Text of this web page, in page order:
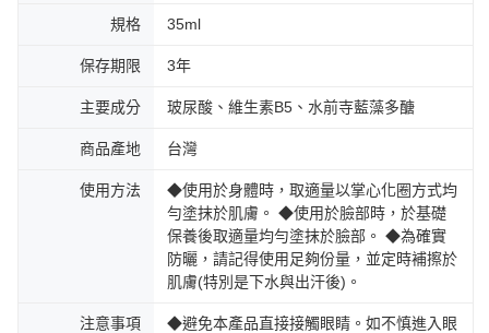
規格 35ml
保存期限 3年
主要成分 玻尿酸、維生素B5、水前寺藍藻多醣
商品產地 台灣
使用方法
◆使用於身體時，取適量以掌心化圈方式均
勻塗抹於肌膚。 ◆使用於臉部時，於基礎
保養後取適量均勻塗抹於臉部。 ◆為確實
防曬，請記得使用足夠份量，並定時補擦於
肌膚(特別是下水與出汗後)。
注意事項
◆避免本產品直接接觸眼睛。如不慎進入眼